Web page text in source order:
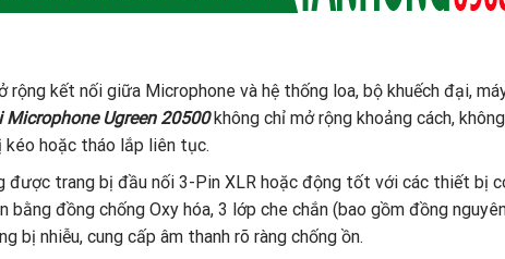
kết nối giữa Microphone và hệ thống loa, bộ khuếch đại,
Microphone Ugreen 20500không chỉ mở rộng khoảng cách,
hoặc tháo lắp liên tục.
được trang bị đầu nối 3-Pin XLR hoặc động tốt với các thiết bị
đồng chống Oxy hóa, 3 lớp che chắn (bao gồm đồng
bị nhiễu, cung cấp âm thanh rõ ràng chống ồn.